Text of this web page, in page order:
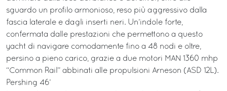
sguardo un profilo armonioso, reso più aggressivo dalla
fascia laterale e dagli inserti neri. Un’indole forte,
confermata dalle prestazioni che permettono a questo
yacht di navigare comodamente fino a 48 nodi e oltre,
persino a pieno carico, grazie a due motori MAN 1360 mhp
“Common Rail” abbinati alle propulsioni Arneson (ASD 12L).
Pershing 46’